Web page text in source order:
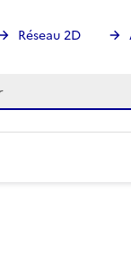
Réseau 2D